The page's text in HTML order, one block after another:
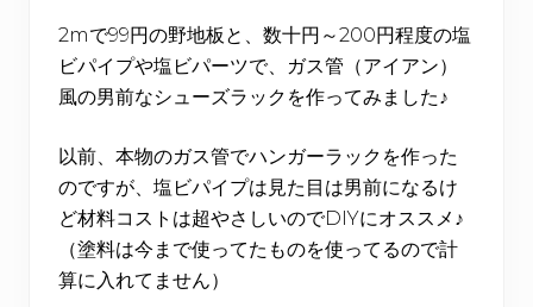
c
e
o
o
k
it
te
te
re
e
2mで99円の野地板と、数十円～200円程度の塩
ビパイプや塩ビパーツで、ガス管（アイアン）
風の男前なシューズラックを作ってみました♪
以前、本物のガス管でハンガーラックを作った
のですが、塩ビパイプは見た目は男前になるけ
ど材料コストは超やさしいのでDIYにオススメ♪
（塗料は今まで使ってたものを使ってるので計
算に入れてません）